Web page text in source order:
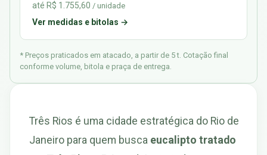
até R$ 1.755,60 / unidade
Ver medidas e bitolas →
* Preços praticados em atacado, a partir de 5 t. Cotação final
conforme volume, bitola e praça de entrega.
Três Rios é uma cidade estratégica do Rio de
Janeiro para quem busca eucalipto tratado